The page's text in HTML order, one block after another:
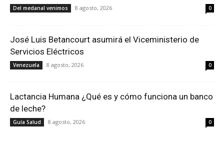
Del medanal venimos 8 agosto, 2026 0
José Luis Betancourt asumirá el Viceministerio de
Servicios Eléctricos
Venezuela 8 agosto, 2026 0
Lactancia Humana ¿Qué es y cómo funciona un banco
de leche?
Guía Salud 8 agosto, 2026 0